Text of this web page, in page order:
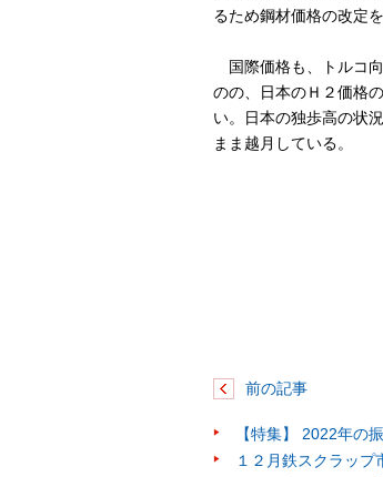
るため鋼材価格の改定
国際価格も、トルコ
のの、日本のＨ２価格
い。日本の独歩高の状
まま越月している。
前の記事
【特集】 2022年の
１２月鉄スクラップ